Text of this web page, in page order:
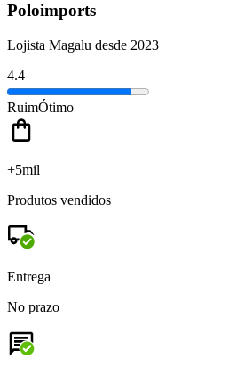
Poloimports
Lojista Magalu desde 2023
4.4
RuimÓtimo
+5mil
Produtos vendidos
Entrega
No prazo